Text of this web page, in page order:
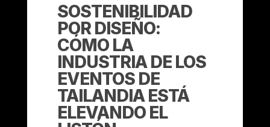
SOSTENIBILIDAD
POR DISEÑO:
CÓMO LA
INDUSTRIA DE LOS
EVENTOS DE
TAILANDIA ESTÁ
ELEVANDO EL